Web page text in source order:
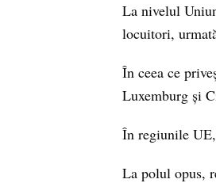
La nivelul
locuitori,
În ceea ce
Luxemburg și
În regiunile
La polul opus,